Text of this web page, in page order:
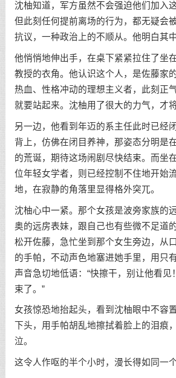
沈柚知道，军方虽然不会强迫他们加入
但此刻任何提前离场的行为，都无疑会
抗议，一种政治上的不顺从。他明白其
他悄悄地伸出手，在桌下紧紧拉住了坐
教授的衣角。他认识这个人，是佐藤家
热血、性格冲动的理想主义者，此刻正
就要站起来。沈柚用了很大的力气，才
另一边，他看到年迈的系主任此时已经
背上，仿佛在闭目养神，那姿态分明是
的荒诞，期待这场闹剧尽快结束。而坐
位年轻女学者，则已经控制不住地开始
地，在寂静的角落里显得格外突兀。
沈柚心中一紧。那个女孩是波旁家族的
奥的远房表妹，跟自己也有些微不足道
松开佐藤，急忙坐到那个女生旁边，从
的手帕，不动声色地塞进她手里，用只
声音急切地低语：“快擦干，别让他看见
束了。”
女孩惊恐地抬起头，看到沈柚眼中不容
下头，用手帕胡乱地擦拭着脸上的泪痕
泣。
这令人作呕的半个小时，漫长得如同一个